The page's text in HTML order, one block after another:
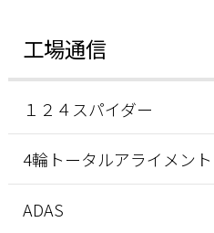
工場通信
１２４スパイダー
4輪トータルアライメント
ADAS